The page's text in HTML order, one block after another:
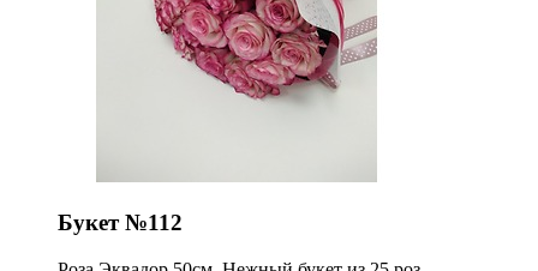
Букет №112